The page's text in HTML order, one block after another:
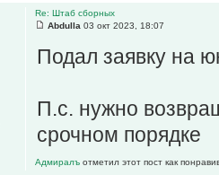
Re: Штаб сборных
Abdulla 03 окт 2023, 18:07
Подал заявку на
П.с. нужно
срочном порядке
Адмиралъ отметил этот пост как